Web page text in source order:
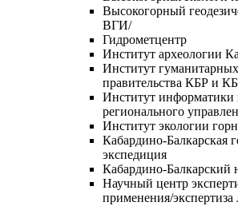
Высокогорный
ВГИ/
Гидрометцентр
Институт археологии
Институт
правительства КБР и
Институт информатики
регионального
Институт экологии
Кабардино-Балкарская
экспедиция
Кабардино-
Научный центр
применения/экспертиза